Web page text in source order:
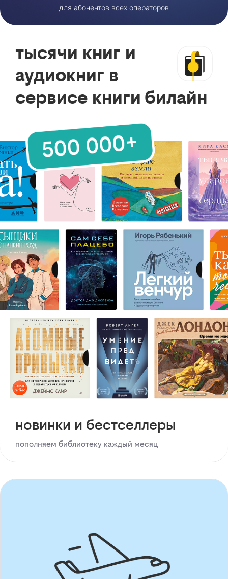
для абонентов всех операторов
тысячи книг и
аудиокниг в
сервисе книги билайн
новинки и бестселлеры
пополняем библиотеку каждый месяц